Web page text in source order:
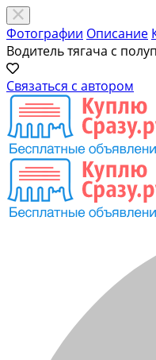
Фотографии Описание
Водитель тягача с
Связаться с автором